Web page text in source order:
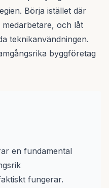
Börja istället där
och låt
teknikanvändningen.
byggföretag
en fundamental
fungerar.